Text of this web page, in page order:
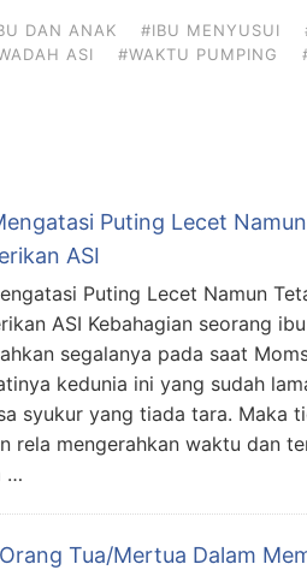
DAN ANAK #IBU MENYUSUI
ASI #WAKTU PUMPING
Puting Lecet
ASI
Puting Lecet Namun
ASI Kebahagian seorang
segalanya pada saat
kedunia ini yang sudah
syukur yang tiada tara. Maka
rela mengerahkan waktu dan
…
Tua/Mertua Dalam